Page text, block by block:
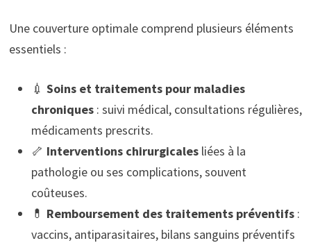
Une couverture optimale comprend plusieurs éléments
essentiels :
💉 Soins et traitements pour maladies
chroniques: suivi médical, consultations régulières,
médicaments prescrits.
🦴 Interventions chirurgicalesliées à la
pathologie ou ses complications, souvent
coûteuses.
💊 Remboursement des traitements préventifs:
vaccins, antiparasitaires, bilans sanguins préventifs